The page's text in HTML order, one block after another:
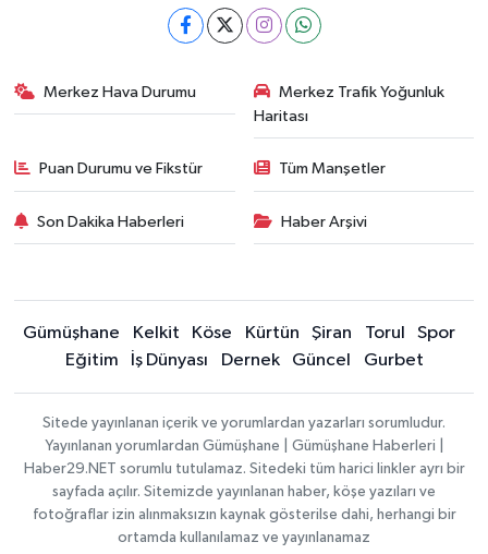
Merkez Hava Durumu
Merkez Trafik Yoğunluk
Haritası
Puan Durumu ve Fikstür Tüm Manşetler
Son Dakika Haberleri Haber Arşivi
Gümüşhane Kelkit Köse Kürtün Şiran Torul
Spor
Eğitim
İş Dünyası Dernek Güncel Gurbet
Sitede yayınlanan içerik ve yorumlardan yazarları sorumludur.
Yayınlanan yorumlardan Gümüşhane | Gümüşhane Haberleri |
Haber29.NET sorumlu tutulamaz. Sitedeki tüm harici linkler ayrı bir
sayfada açılır. Sitemizde yayınlanan haber, köşe yazıları ve
fotoğraflar izin alınmaksızın kaynak gösterilse dahi, herhangi bir
ortamda kullanılamaz ve yayınlanamaz